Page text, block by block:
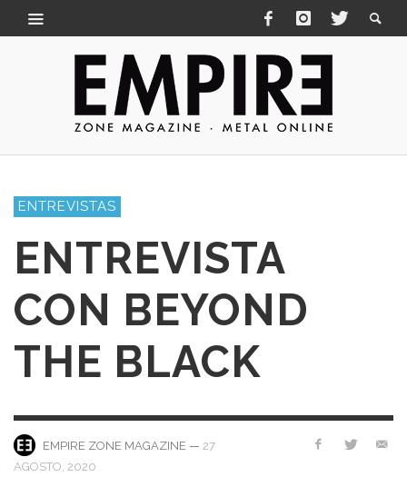
ENTREVISTAS
ENTREVISTA
CON BEYOND
THE BLACK
EMPIRE ZONE MAGAZINE — 27
AGOSTO, 2020